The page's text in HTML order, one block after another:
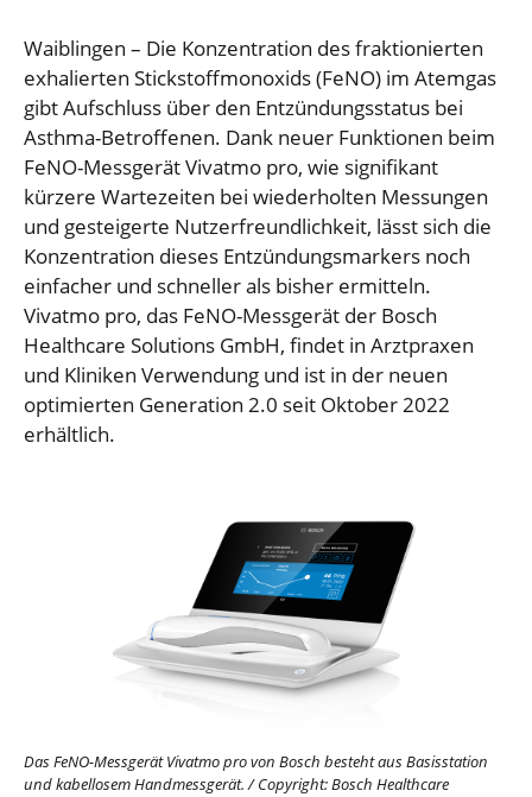
Waiblingen – Die Konzentration des fraktionierten
exhalierten Stickstoffmonoxids (FeNO) im Atemgas
gibt Aufschluss über den Entzündungsstatus bei
Asthma-Betroffenen. Dank neuer Funktionen beim
FeNO-Messgerät Vivatmo pro, wie signifikant
kürzere Wartezeiten bei wiederholten Messungen
und gesteigerte Nutzerfreundlichkeit, lässt sich die
Konzentration dieses Entzündungsmarkers noch
einfacher und schneller als bisher ermitteln.
Vivatmo pro, das FeNO-Messgerät der Bosch
Healthcare Solutions GmbH, findet in Arztpraxen
und Kliniken Verwendung und ist in der neuen
optimierten Generation 2.0 seit Oktober 2022
erhältlich.
Das FeNO-Messgerät Vivatmo pro von Bosch besteht aus Basisstation
und kabellosem Handmessgerät./Copyright: Bosch Healthcare